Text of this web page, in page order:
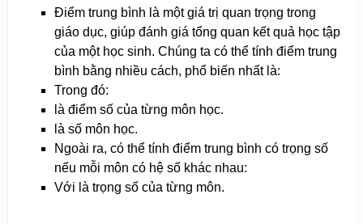
Điểm trung bình là một giá trị quan trọng trong
giáo dục, giúp đánh giá tổng quan kết quả học tập
của một học sinh. Chúng ta có thể tính điểm trung
bình bằng nhiều cách, phổ biến nhất là:
Trong đó:
là điểm số của từng môn học.
là số môn học.
Ngoài ra, có thể tính điểm trung bình có trọng số
nếu mỗi môn có hệ số khác nhau:
Với là trọng số của từng môn.